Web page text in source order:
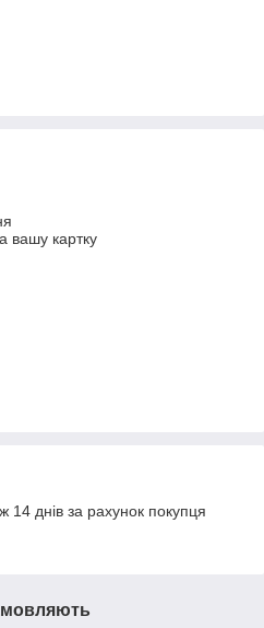
вашу картку
днів за рахунок покупця